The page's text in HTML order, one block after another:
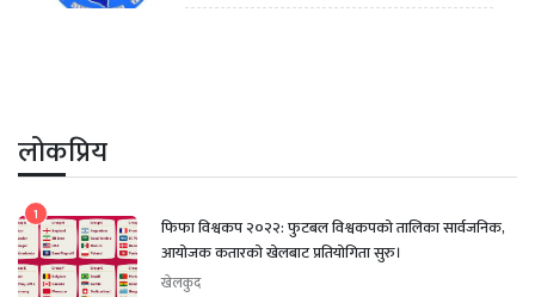
लोकप्रिय
1
फिफा विश्वकप २०२२: फुटबल विश्वकपको तालिका सार्वजनिक,
आयोजक कतारको खेलबाट प्रतियोगिता सुरु।
खेलकुद